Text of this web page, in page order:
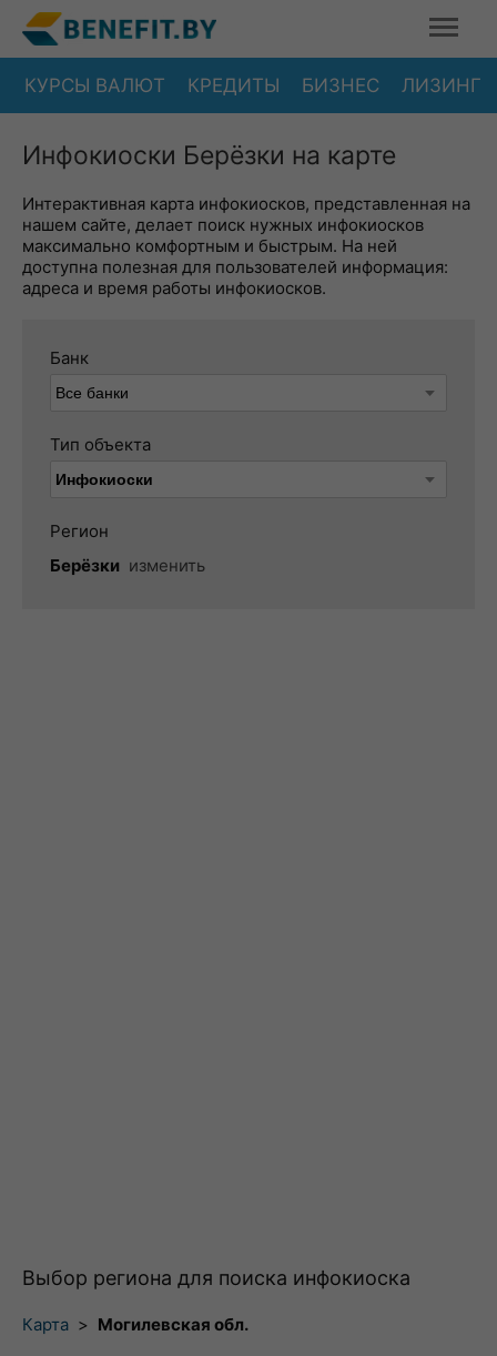
КУРСЫ ВАЛЮТ КРЕДИТЫ БИЗНЕС ЛИЗИНГ
Инфокиоски Берёзки на карте
Интерактивная карта инфокиосков, представленная на
нашем сайте, делает поиск нужных инфокиосков
максимально комфортным и быстрым. На ней
доступна полезная для пользователей информация:
адреса и время работы инфокиосков.
Банк
Тип объекта
Регион
Берёзки изменить
Выбор региона для поиска инфокиоска
Карта > Могилевская обл.